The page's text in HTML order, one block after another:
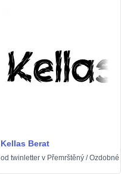
Kellas Berat
od twinletter v Přemrštěný /Ozdobné